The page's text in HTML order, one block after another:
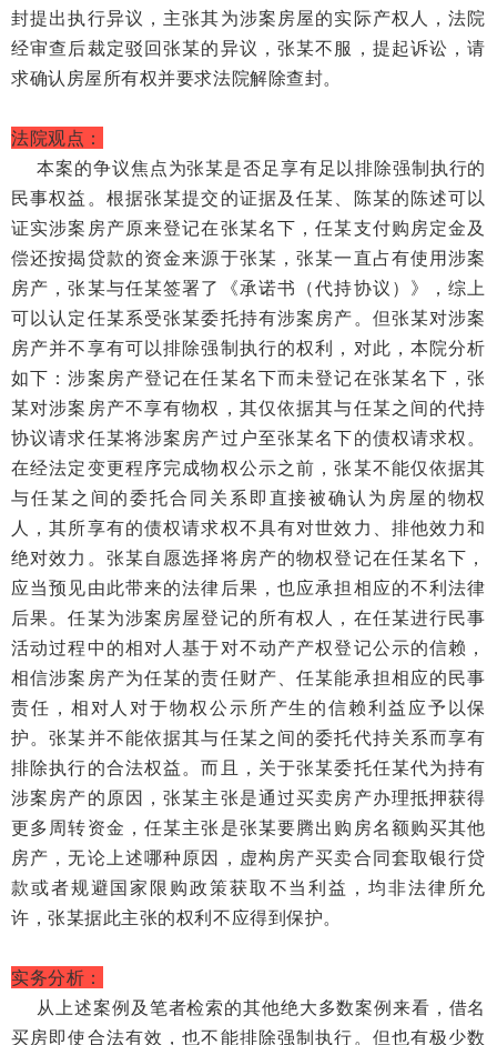
封提出执行异议，主张其为涉案房屋的实际产权人，法院
经审查后裁定驳回张某的异议，张某不服，提起诉讼，请
求确认房屋所有权并要求法院解除查封。
法院观点：
本案的争议焦点为张某是否足享有足以排除强制执行的
民事权益。根据张某提交的证据及任某、陈某的陈述可以
证实涉案房产原来登记在张某名下，任某支付购房定金及
偿还按揭贷款的资金来源于张某，张某一直占有使用涉案
房产，张某与任某签署了《承诺书（代持协议）》，综上
可以认定任某系受张某委托持有涉案房产。但张某对涉案
房产并不享有可以排除强制执行的权利，对此，本院分析
如下：涉案房产登记在任某名下而未登记在张某名下，张
某对涉案房产不享有物权，其仅依据其与任某之间的代持
协议请求任某将涉案房产过户至张某名下的债权请求权。
在经法定变更程序完成物权公示之前，张某不能仅依据其
与任某之间的委托合同关系即直接被确认为房屋的物权
人，其所享有的债权请求权不具有对世效力、排他效力和
绝对效力。张某自愿选择将房产的物权登记在任某名下，
应当预见由此带来的法律后果，也应承担相应的不利法律
后果。任某为涉案房屋登记的所有权人，在任某进行民事
活动过程中的相对人基于对不动产产权登记公示的信赖，
相信涉案房产为任某的责任财产、任某能承担相应的民事
责任，相对人对于物权公示所产生的信赖利益应予以保
护。张某并不能依据其与任某之间的委托代持关系而享有
排除执行的合法权益。而且，关于张某委托任某代为持有
涉案房产的原因，张某主张是通过买卖房产办理抵押获得
更多周转资金，任某主张是张某要腾出购房名额购买其他
房产，无论上述哪种原因，虚构房产买卖合同套取银行贷
款或者规避国家限购政策获取不当利益，均非法律所允
许，张某据此主张的权利不应得到保护。
实务分析：
从上述案例及笔者检索的其他绝大多数案例来看，借名
买房即使合法有效，也不能排除强制执行。但也有极少数